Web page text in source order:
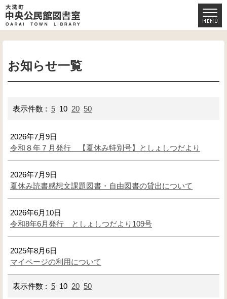
お知らせ一覧
表示件数 : 5 10 20 50
2026年7月9日
令和８年７月発行 【夏休み特別号】としょしつだより
2026年7月9日
夏休み読書感想文課題図書・自由図書の貸出について
2026年6月10日
令和8年6月発行 としょしつだより109号
2025年8月6日
マイページの利用について
表示件数 : 5 10 20 50